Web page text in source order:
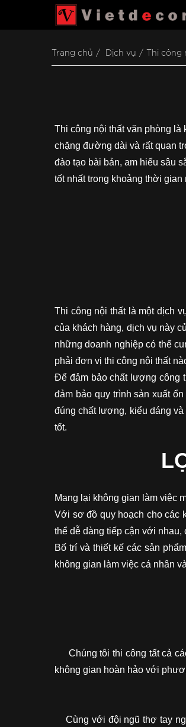
Trang chủ Dịch vụ Thi
Thi công nội thất văn phòng
chặng đường dài và rất quan
đào tạo bài bản, am hiểu sâu
tốt nhất trong khoảng thời gian
Thi công nội thất là một dịch
của khách hàng, dịch vụ này
những doanh nghiệp có thể
phải đơn vị thi công nội thất
Để đảm bảo chất lượng công
đảm bảo quy trình sản xuất
đúng chất lượng, kiểu dáng
tốt.
Mang lại không gian làm việc
Với sơ đồ quy hoạch cho các
thể dễ dàng tiếp cận với
Bố trí và thiết kế các sản
không gian làm việc cá nhân
Chúng tôi thi công tất cả
không gian hoàn hảo với
Cùng với đội ngũ thợ tay